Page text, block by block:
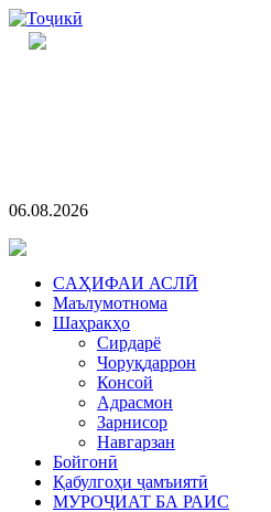
06.08.2026
CАҲИФАИ АСЛӢ
Маълумотнома
Шаҳракҳо
Сирдарё
Чоруқдаррон
Консой
Адрасмон
Зарнисор
Навгарзан
Бойгонӣ
Қабулгоҳи ҷамъиятӣ
МУРОҶИАТ БА РАИС